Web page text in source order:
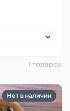
1 товаров
Нет в наличии